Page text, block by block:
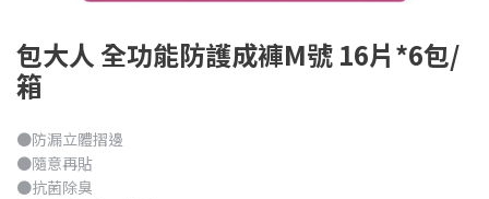
包大人 全功能防護成褲M號 16片*6包/
箱
●防漏立體摺邊
●隨意再貼
●抗菌除臭